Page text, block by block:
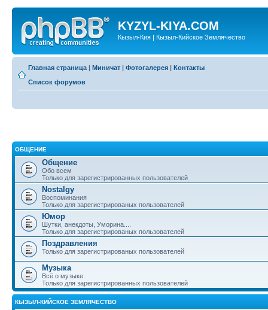
KYZYL-KIYA.COM
Кызыл-Кия | Кызыл-Кийское Землячество
Главная страница | Миничат | Фотогалерея | Контакты
Список форумов
ОБЩЕНИЕ
Общение
Обо всем
Только для зарегистрированных пользователей
Nostalgy
Воспоминания
Только для зарегистрированых пользователей
Юмор
Шутки, анекдоты, Уморина....
Только для зарегистрированых пользователей
Поздравления
Только для зарегистрированых пользователей
Музыка
Всё о музыке.
Только для зарегистрированных пользователей
КЫЗЫЛ-КИЙСКОЕ ЗЕМЛЯЧЕСТВО